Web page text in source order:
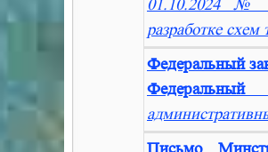
01.10.2024 №
разработке
Федеральный